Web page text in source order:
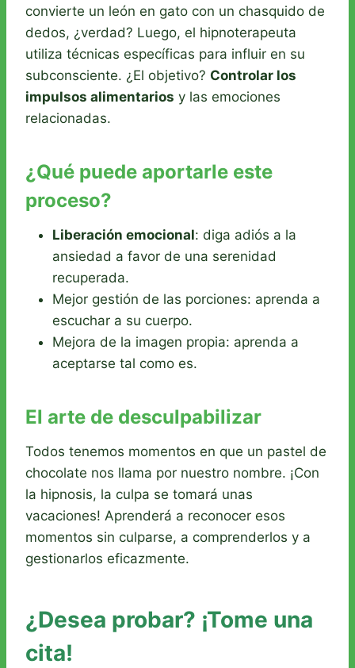
convierte un león en gato con un chasquido de
dedos, ¿verdad? Luego, el hipnoterapeuta
utiliza técnicas específicas para influir en su
subconsciente. ¿El objetivo? Controlar los
impulsos alimentarios y las emociones
relacionadas.
¿Qué puede aportarle este
proceso?
Liberación emocional: diga adiós a la
ansiedad a favor de una serenidad
recuperada.
Mejor gestión de las porciones: aprenda a
escuchar a su cuerpo.
Mejora de la imagen propia: aprenda a
aceptarse tal como es.
El arte de desculpabilizar
Todos tenemos momentos en que un pastel de
chocolate nos llama por nuestro nombre. ¡Con
la hipnosis, la culpa se tomará unas
vacaciones! Aprenderá a reconocer esos
momentos sin culparse, a comprenderlos y a
gestionarlos eficazmente.
¿Desea probar? ¡Tome una
cita!